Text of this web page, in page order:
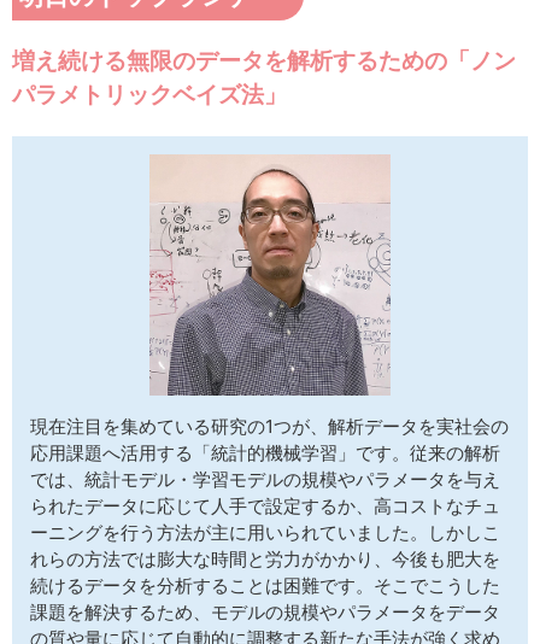
イベントカレンダー
問い合わせ
サイトマップ
増え続ける無限のデータを解析するための「ノン
パラメトリックベイズ法」
現在注目を集めている研究の1つが、解析データを実社会の
応用課題へ活用する「統計的機械学習」です。従来の解析
では、統計モデル・学習モデルの規模やパラメータを与え
られたデータに応じて人手で設定するか、高コストなチュ
ーニングを行う方法が主に用いられていました。しかしこ
れらの方法では膨大な時間と労力がかかり、今後も肥大を
続けるデータを分析することは困難です。そこでこうした
課題を解決するため、モデルの規模やパラメータをデータ
の質や量に応じて自動的に調整する新たな手法が強く求め